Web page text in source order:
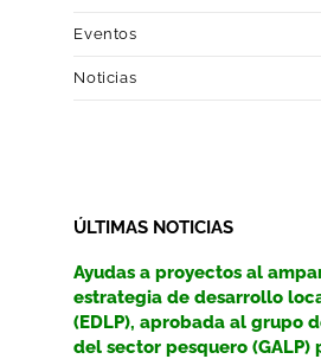
Eventos
Noticias
ÚLTIMAS NOTICIAS
Ayudas a proyectos al
estrategia de desarrollo
(EDLP), aprobada al grupo
del sector pesquero (GALP)